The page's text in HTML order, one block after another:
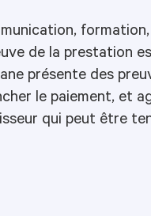
de la prestation
présente des
le paiement, et
qui peut être